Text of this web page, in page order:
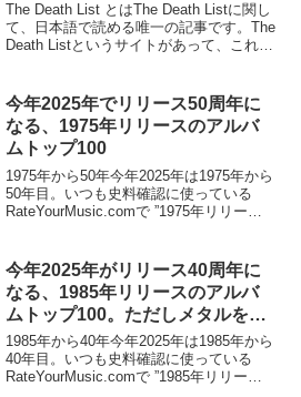
スト
The Death List とはThe Death Listに関し
て、日本語で読める唯一の記事です。The
Death Listというサイトがあって、これを
死亡す...
今年2025年でリリース50周年に
なる、1975年リリースのアルバ
ムトップ100
1975年から50年今年2025年は1975年から
50年目。いつも史料確認に使っている
RateYourMusic.comで ”1975年リリース
100まで広げる...
今年2025年がリリース40周年に
なる、1985年リリースのアルバ
ムトップ100。ただしメタルを除
く
1985年から40年今年2025年は1985年から
40年目。いつも史料確認に使っている
RateYourMusic.comで ”1985年リリース